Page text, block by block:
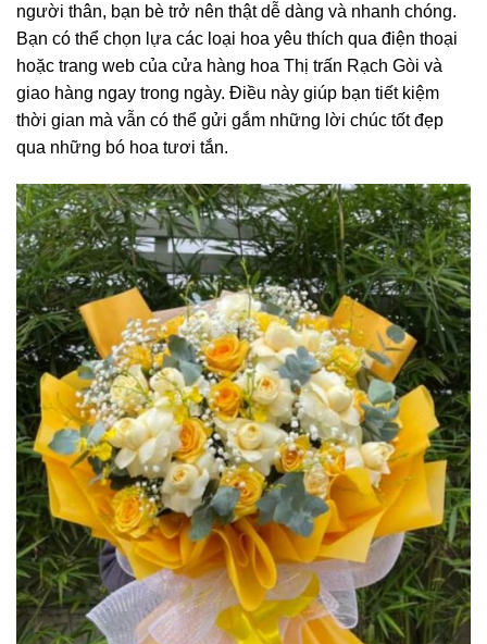
người thân, bạn bè trở nên thật dễ dàng và nhanh chóng.
Bạn có thể chọn lựa các loại hoa yêu thích qua điện thoại
hoặc trang web của cửa hàng hoa Thị trấn Rạch Gòi và
giao hàng ngay trong ngày. Điều này giúp bạn tiết kiệm
thời gian mà vẫn có thể gửi gắm những lời chúc tốt đẹp
qua những bó hoa tươi tắn.